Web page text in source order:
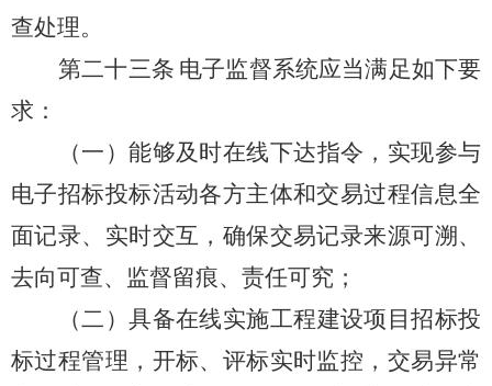
查处理。
第二十三条 电子监督系统应当满足如下要
求：
（一）能够及时在线下达指令，实现参与
电子招标投标活动各方主体和交易过程信息全
面记录、实时交互，确保交易记录来源可溯、
去向可查、监督留痕、责任可究；
（二）具备在线实施工程建设项目招标投
标过程管理，开标、评标实时监控，交易异常